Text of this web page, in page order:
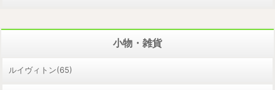
小物・雑貨
ルイヴィトン(65)